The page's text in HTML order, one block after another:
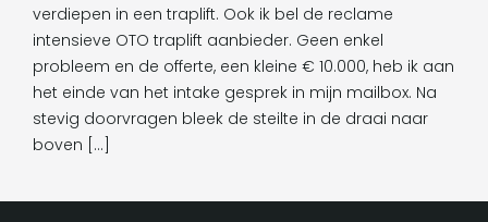
verdiepen in een traplift. Ook ik bel de reclame
intensieve OTO traplift aanbieder. Geen enkel
probleem en de offerte, een kleine € 10.000, heb ik aan
het einde van het intake gesprek in mijn mailbox. Na
stevig doorvragen bleek de steilte in de draai naar
boven […]